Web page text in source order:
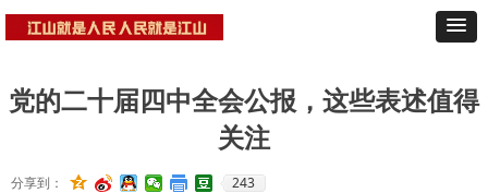
党的二十届四中全会公报，这些表述值得
关注
分享到： 243